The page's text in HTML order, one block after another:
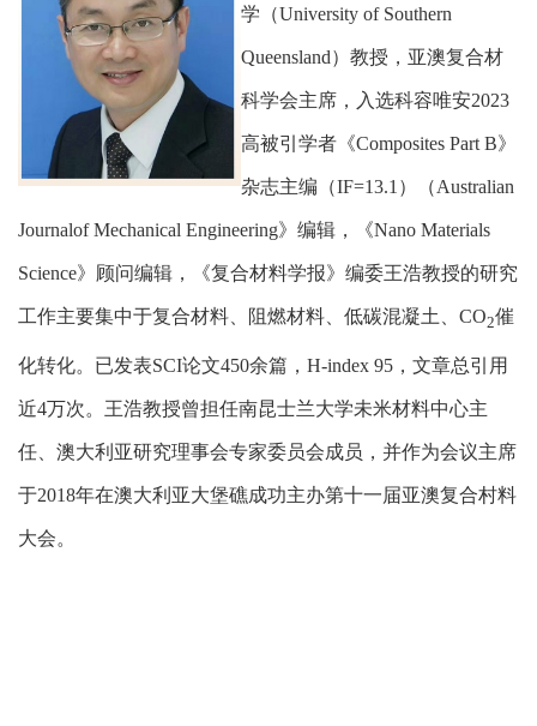
学（University of Southern
Queensland）教授，亚澳复合材
科学会主席，入选科容唯安2023
高被引学者《Composites Part B》
杂志主编（IF=13.1 ）（Australian
Journalof Mechanical Engineering》编辑，《Nano Materials
Science》顾问编辑，《复合材料学报》编委王浩教授的研究
工作主要集中于复合材料、阻燃材料、低碳混凝土、 CO2催
化转化。已发表SCI论文450余篇， H-index 95 ，文章总引用
近4万次。王浩教授曾担任南昆士兰大学未米材料中心主
任、澳大利亚研究理事会专家委员会成员，并作为会议主席
于2018年在澳大利亚大堡礁成功主办第十一届亚澳复合村料
大会。